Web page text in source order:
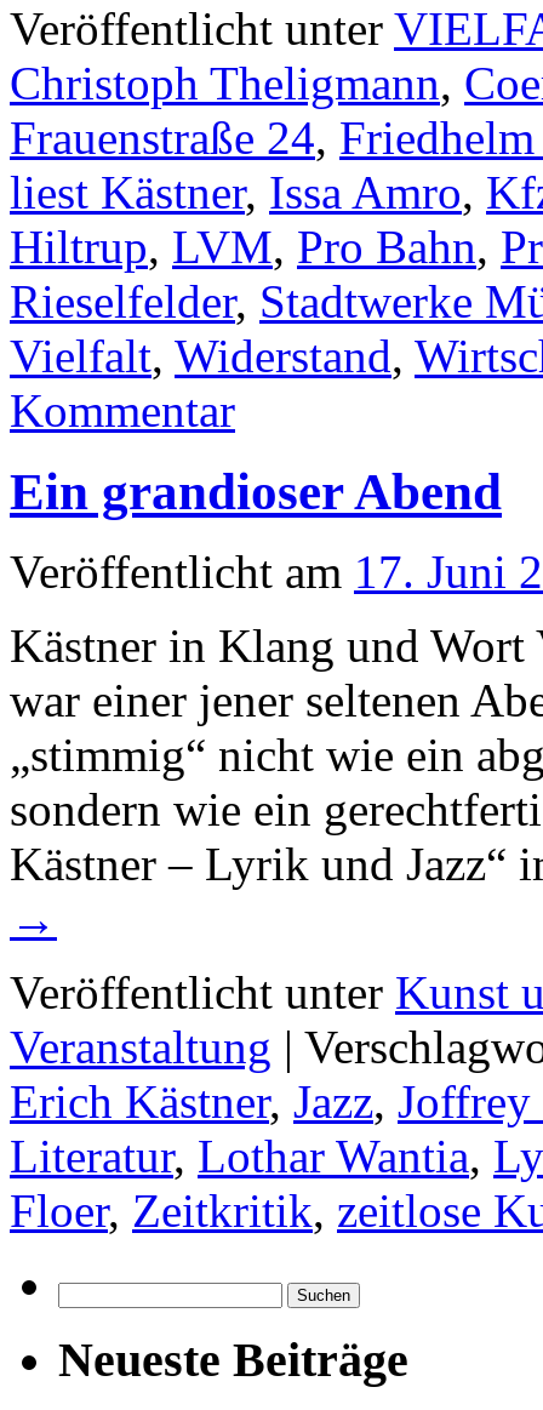
Veröffentlicht unter
Christoph Theligmann,
Frauenstraße 24,
liest Kästner, Issa Amro,
Hiltrup, LVM, Pro Bahn,
Rieselfelder, Stadtwerke
Vielfalt, Widerstand,
Kommentar
Ein grandioser Abend
Veröffentlicht am 17. Juni
Kästner in Klang und
war einer jener seltenen
„stimmig“ nicht wie ein
sondern wie ein
Kästner – Lyrik und
→
Veröffentlicht unter Kunst
Veranstaltung |
Erich Kästner, Jazz,
Literatur, Lothar Wantia,
Floer, Zeitkritik, zeitlose
nach:
Neueste Beiträge